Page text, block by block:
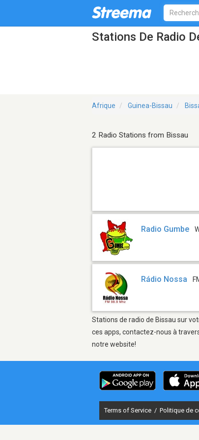
Stations De Radio
Afrique Guinea-Bissau
2 Radio Stations from Bissau
Radio Gumbe
Rádio Nossa
Stations de radio de Bissau sur
ces apps, contactez-nous à
notre website!
Terms of Service / Politique de